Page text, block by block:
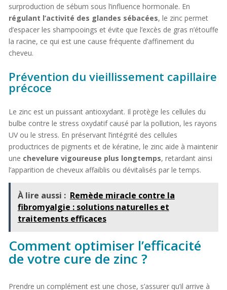
surproduction de sébum sous l’influence hormonale. En
régulant l’activité des glandes sébacées, le zinc permet
d’espacer les shampooings et évite que l’excès de gras n’étouffe
la racine, ce qui est une cause fréquente d’affinement du
cheveu.
Prévention du vieillissement capillaire
précoce
Le zinc est un puissant antioxydant. Il protège les cellules du
bulbe contre le stress oxydatif causé par la pollution, les rayons
UV ou le stress. En préservant l’intégrité des cellules
productrices de pigments et de kératine, le zinc aide à maintenir
une chevelure vigoureuse plus longtemps, retardant ainsi
l’apparition de cheveux affaiblis ou dévitalisés par le temps.
À lire aussi : Remède miracle contre la
fibromyalgie : solutions naturelles et
traitements efficaces
Comment optimiser l’efficacité
de votre cure de zinc ?
Prendre un complément est une chose, s’assurer qu’il arrive à